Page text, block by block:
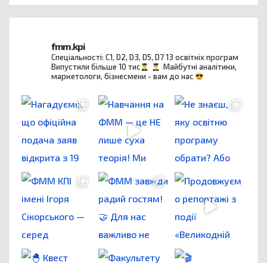
fmm.kpi
Спеціальності: C1, D2, D3, D5, D713 освітніх програм
Випустили більше 10 тис
Майбутні аналітики,
маркетологи, бізнесмени - вам до нас